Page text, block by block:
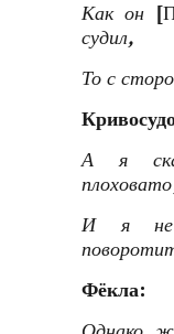
Как он
судил,
То с
А я
И я не
Фёкла: